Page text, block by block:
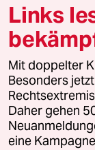
© 2026 taz
Alle Rechte
wenden Sie sich bitte
Feedback
Links
Mit doppelter
Besonders
Daher gehen
eine